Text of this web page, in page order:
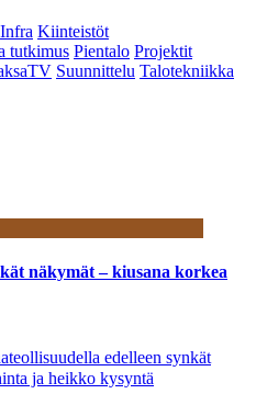
Infra Kiinteistöt
tutkimus Pientalo Projektit
Suunnittelu Talotekniikka
näkymät – kiusana korkea
edelleen synkät
ja heikko kysyntä